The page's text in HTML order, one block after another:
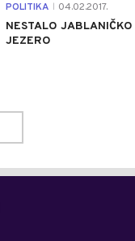
POLITIKA 04.02.2017.
NESTALO JABLANIČKO
JEZERO